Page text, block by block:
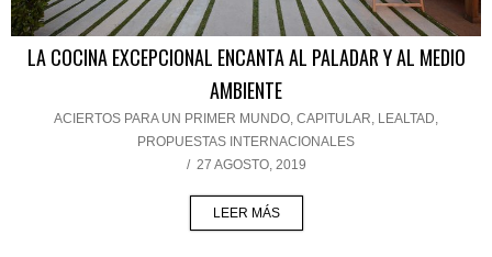
LA COCINA EXCEPCIONAL ENCANTA AL PALADAR Y AL MEDIO
AMBIENTE
ACIERTOS PARA UN PRIMER MUNDO, CAPITULAR, LEALTAD,
PROPUESTAS INTERNACIONALES
/ 27 AGOSTO, 2019
LEER MÁS